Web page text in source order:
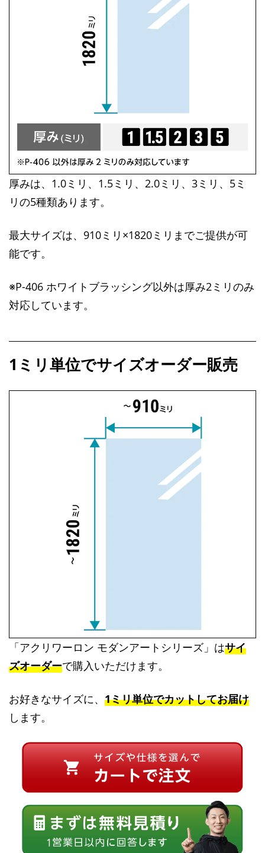
厚みは、1.0ミリ、1.5ミリ、2.0ミリ、3ミリ、5ミ
リの5種類あります。
最大サイズは、910ミリ×1820ミリまでご提供が可
能です。
※P-406 ホワイトブラッシング以外は厚み2ミリのみ
対応しています。
1ミリ単位でサイズオーダー販売
「アクリワーロン モダンアートシリーズ」はサイ
ズオーダーで購入いただけます。
お好きなサイズに、 1ミリ単位でカットしてお届け
します。